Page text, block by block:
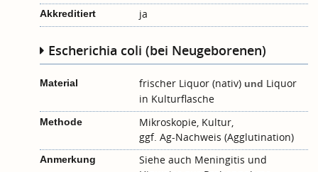
Akkreditiert ja
Escherichia coli (bei Neugeborenen)
Material frischer Liquor (nativ) und Liquor
in Kulturflasche
Methode
Mikroskopie, Kultur,
ggf. Ag-Nachweis (Agglutination)
Anmerkung Siehe auch Meningitis und